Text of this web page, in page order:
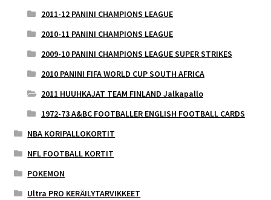
2011-12 PANINI CHAMPIONS LEAGUE
2010-11 PANINI CHAMPIONS LEAGUE
2009-10 PANINI CHAMPIONS LEAGUE SUPER STRIKES
2010 PANINI FIFA WORLD CUP SOUTH AFRICA
2011 HUUHKAJAT TEAM FINLAND Jalkapallo
1972-73 A&BC FOOTBALLER ENGLISH FOOTBALL CARDS
NBA KORIPALLOKORTIT
NFL FOOTBALL KORTIT
POKEMON
Ultra PRO KERÄILYTARVIKKEET